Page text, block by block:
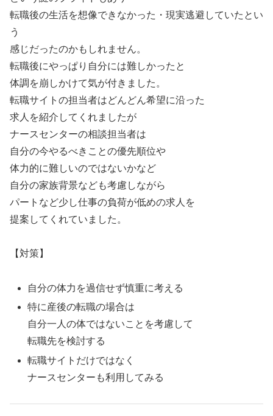
転職後の生活を想像できなかった・現実逃避していたとい
う
感じだったのかもしれません。
転職後にやっぱり自分には難しかったと
体調を崩しかけて気が付きました。
転職サイトの担当者はどんどん希望に沿った
求人を紹介してくれましたが
ナースセンターの相談担当者は
自分の今やるべきことの優先順位や
体力的に難しいのではないかなど
自分の家族背景なども考慮しながら
パートなど少し仕事の負荷が低めの求人を
提案してくれていました。
【対策】
自分の体力を過信せず慎重に考える
特に産後の転職の場合は
自分一人の体ではないことを考慮して
転職先を検討する
転職サイトだけではなく
ナースセンターも利用してみる